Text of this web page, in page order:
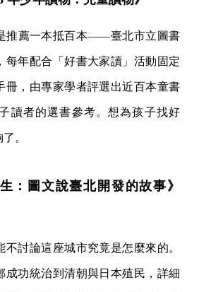
推薦一本抵百本——臺北市立圖書
每年配合「好書大家讀」活動固定
冊，由專家學者評選出近百本童書
讀者的選書參考。想為孩子找好
。
：圖文說臺北開發的故事》
討論這座城市究竟是怎麼來的。
成功統治到清朝與日本殖民，詳細